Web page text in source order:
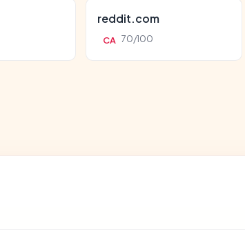
reddit.com
CA 70/100